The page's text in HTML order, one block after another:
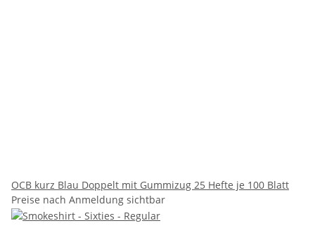
OCB kurz Blau Doppelt mit Gummizug 25 Hefte je 100 Blatt
Preise nach Anmeldung sichtbar